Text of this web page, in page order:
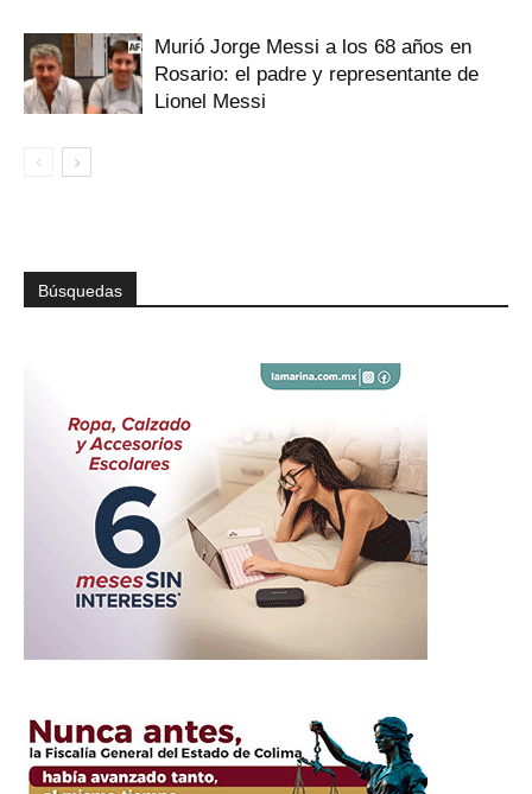
Murió Jorge Messi a los 68 años en
Rosario: el padre y representante de
Lionel Messi
Búsquedas